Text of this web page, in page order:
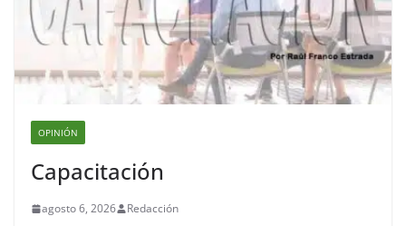
OPINIÓN
Capacitación
agosto 6, 2026 Redacción